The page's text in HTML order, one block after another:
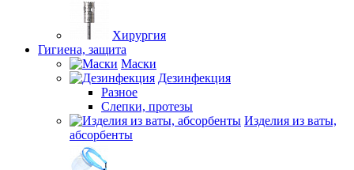
Хирургия
Гигиена, защита
Маски
Дезинфекция
Разное
Слепки, протезы
Изделия из ваты,
абсорбенты